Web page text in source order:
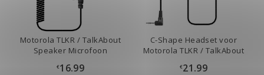
Motorola TLKR / TalkAbout
Speaker Microfoon
€16.99
C-Shape Headset voor
Motorola TLKR / TalkAbout
€21.99